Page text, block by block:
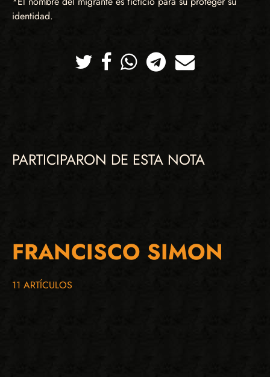
identidad.
TwitterFacebookWhatsappTelegramCorreo
PARTICIPARON DE ESTA NOTA
FRANCISCO SIMON
11 ARTÍCULOS